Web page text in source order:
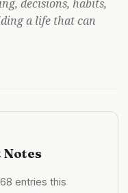
decisions, habits,
a life that can
Notes
entries this